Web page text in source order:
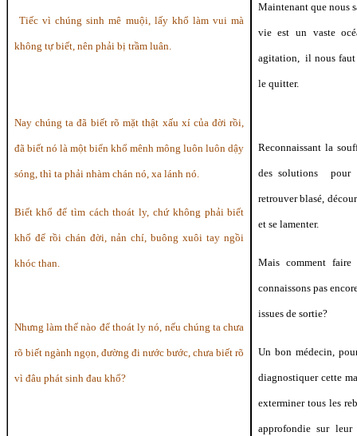
Tiếc vì chúng sinh mê muội, lấy khổ làm vui mà
không tự biết, nên phải bị trầm luân.
Nay chúng ta đã biết rõ mặt thật xấu xí của đời rồi,
đã biết nó là một biển khổ mênh mông luôn luôn dậy
sóng, thì ta phải nhàm chán nó, xa lánh nó.
Biết khổ để tìm cách thoát ly, chứ không phải biết
khổ để rồi chán đời, nản chí, buông xuôi tay ngồi
khóc than.
Nhưng làm thế nào để thoát ly nó, nếu chúng ta chưa
rõ biết ngành ngọn, đường đi nước bước, chưa biết rõ
vì đâu phát sinh đau khổ?
Maintenant que nous
vie est un vaste
agitation, il nous faut
le quitter.
Reconnaissant la
des solutions pour
retrouver blasé,
et se lamenter.
Mais comment
connaissons pas
issues de sortie?
Un bon médecin,
diagnostiquer cette
exterminer tous les
approfondie sur